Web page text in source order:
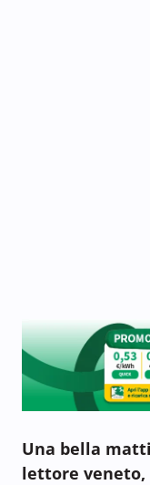
Una bella
lettore veneto,